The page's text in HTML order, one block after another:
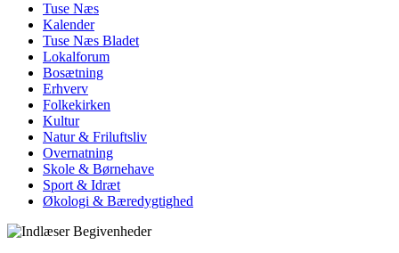
Tuse Næs
Kalender
Tuse Næs Bladet
Lokalforum
Bosætning
Erhverv
Folkekirken
Kultur
Natur & Friluftsliv
Overnatning
Skole & Børnehave
Sport & Idræt
Økologi & Bæredygtighed